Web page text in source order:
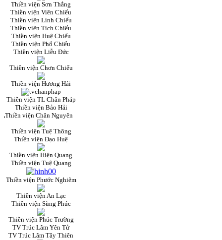
Thiền viện Sơn Thắng
Thiền viện Viên Chiếu
Thiền viện Linh Chiếu
Thiền viện Tịch Chiếu
Thiền viện Huệ Chiếu
Thiền viện Phổ Chiếu
Thiền viện Liễu Đức
Thiền viện Chơn Chiếu
Thiền viện Hương Hải
Thiền viện TL Chân Pháp
Thiền viện Bảo Hải
Thiền viện Chân Nguyên
Thiền viện Tuệ Thông
Thiền viện Đạo Huệ
Thiền viện Hiện Quang
Thiền viện Tuệ Quang
Thiền viện Phước Nghiêm
Thiền viện An Lạc
Thiền viện Sùng Phúc
Thiền viện Phúc Trường
TV Trúc Lâm Yên Tử
TV Trúc Lâm Tây Thiên